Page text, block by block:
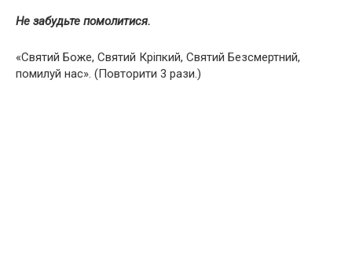
Не забудьте помолитися.
«Святий Боже, Святий Кріпкий, Святий Безсмертний,
помилуй нас». (Повторити 3 рази.)